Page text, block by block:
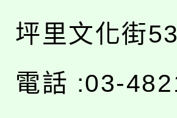
坪里文化街
電話 :03-